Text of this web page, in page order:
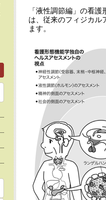
「液性調節編」の看
は、従来のフィジカル
ます。